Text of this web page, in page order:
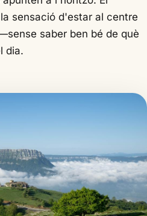
sensació d'estar al centre
saber ben bé de què
dia.